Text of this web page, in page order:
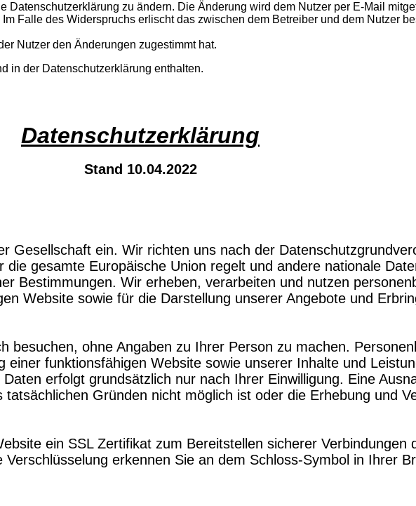
Datenschutzerklärung zu ändern. Die Änderung wird dem Nutzer per E-Mail
Falle des Widerspruchs erlischt das zwischen dem Betreiber und dem Nutzer
Nutzer den Änderungen zugestimmt hat.
in der Datenschutzerklärung enthalten.
Datenschutzerklärung
Stand 10.04.2022
Gesellschaft ein. Wir richten uns nach der
gesamte Europäische Union regelt und andere nationale
Bestimmungen. Wir erheben, verarbeiten und nutzen
Website sowie für die Darstellung unserer Angebote und
besuchen, ohne Angaben zu Ihrer Person zu machen.
funktionsfähigen Website sowie unserer Inhalte und
erfolgt grundsätzlich nur nach Ihrer Einwilligung. Eine
Gründen nicht möglich ist oder die Erhebung und
ein SSL Zertifikat zum Bereitstellen sicherer Verbindungen
erkennen Sie an dem Schloss-Symbol in Ihrer